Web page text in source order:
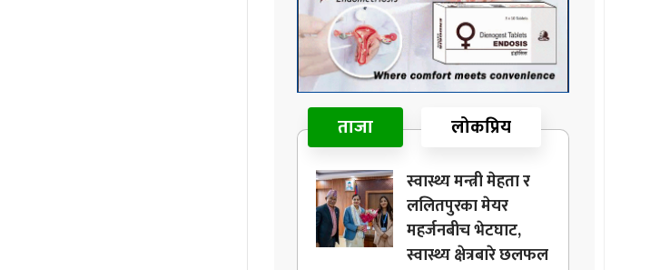
ताजा लोकप्रिय
स्वास्थ्य मन्त्री मेहता र
ललितपुरका मेयर
महर्जनबीच भेटघाट,
स्वास्थ्य क्षेत्रबारे छलफल